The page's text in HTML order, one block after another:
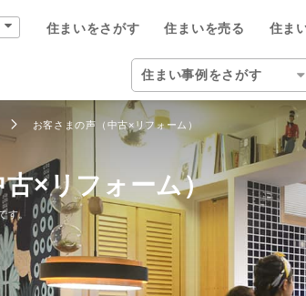
住まいをさがす 住まいを売る 住ま
住まい事例をさがす
住まいをさがす
自宅の相場をみる
住まい事例をさがす
街・施設をさがす
） TOP
物件を検索する
住所からさがす
沿線・駅からさがす
学校区からさがす
TOP
べる
ウィルが選ばれる5つの
仲介手数料が最大半額
買いたい人が集まる3つの理
住まいの魅力を引き出す宣
） TOP
ウィルが選ばれる理由
チームワークで住まい作り
リフォーム一体型住宅ローン
工事の様子を共有するイエ
兵庫県
宝塚市
尼崎市
伊丹市
兵庫県
宝塚本店
西宮営業所
岡本営業所
タッフ TOP
住まい・暮らしのサポー
ウィルのスタッフ
ウィル空間デザインのスタ
ウィルフィナンシャルコミ
事業紹介
事業紹介
ワンストップサービス
不動産流通事業
お客さまの声（中古×リフォーム）
×リフォーム）
す。